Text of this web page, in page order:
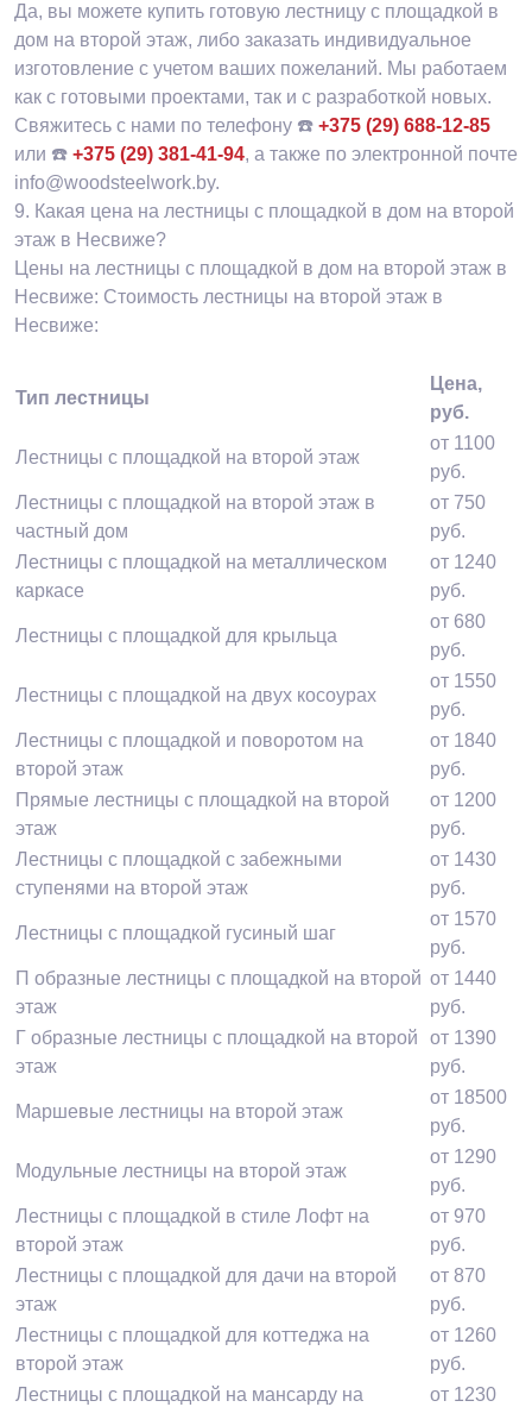
Да, вы можете купить готовую лестницу с площадкой в
дом на второй этаж, либо заказать индивидуальное
изготовление с учетом ваших пожеланий. Мы работаем
как с готовыми проектами, так и с разработкой новых.
Свяжитесь с нами по телефону ☎️ +375 (29) 688-12-85
или ☎️ +375 (29) 381-41-94, а также по электронной почте
info@woodsteelwork.by.
9. Какая цена на лестницы с площадкой в дом на второй
этаж в Несвиже?
Цены на лестницы с площадкой в дом на второй этаж в
Несвиже: Стоимость лестницы на второй этаж в
Несвиже:
Тип лестницы
Цена,
руб.
Лестницы с площадкой на второй этаж
от 1100
руб.
Лестницы с площадкой на второй этаж в
частный дом
от 750
руб.
Лестницы с площадкой на металлическом
каркасе
от 1240
руб.
Лестницы с площадкой для крыльца
от 680
руб.
Лестницы с площадкой на двух косоурах
от 1550
руб.
Лестницы с площадкой и поворотом на
второй этаж
от 1840
руб.
Прямые лестницы с площадкой на второй
этаж
от 1200
руб.
Лестницы с площадкой с забежными
ступенями на второй этаж
от 1430
руб.
Лестницы с площадкой гусиный шаг
от 1570
руб.
П образные лестницы с площадкой на второй
этаж
от 1440
руб.
Г образные лестницы с площадкой на второй
этаж
от 1390
руб.
Маршевые лестницы на второй этаж
от 18500
руб.
Модульные лестницы на второй этаж
от 1290
руб.
Лестницы с площадкой в стиле Лофт на
второй этаж
от 970
руб.
Лестницы с площадкой для дачи на второй
этаж
от 870
руб.
Лестницы с площадкой для коттеджа на
второй этаж
от 1260
руб.
Лестницы с площадкой на мансарду на
от 1230